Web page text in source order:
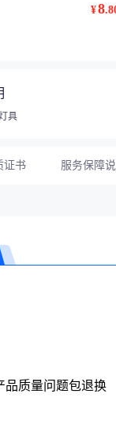
¥8
具
证书 服务保障
品质量问题包退换